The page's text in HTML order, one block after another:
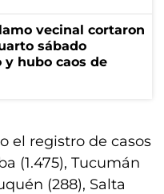
vecinal cortaron
sábado
y hubo caos de
el registro de casos
(1.475), Tucumán
(288), Salta